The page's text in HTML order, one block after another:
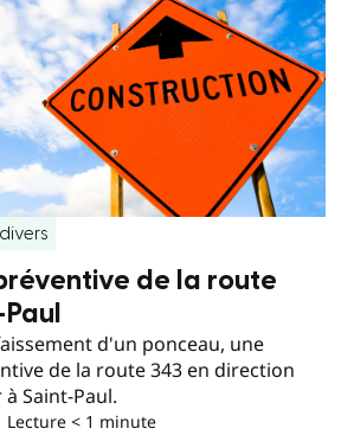
de la route
d'un ponceau, une
de la route 343 en direction
Saint-Paul.
Lecture < 1 minute